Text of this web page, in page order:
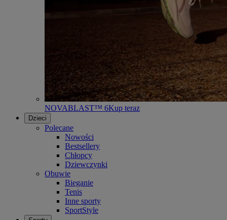
NOVABLAST™ 6Kup teraz
Dzieci
Polecane
Nowości
Bestsellery
Chłopcy
Dziewczynki
Obuwie
Bieganie
Tenis
Inne sporty
SportStyle